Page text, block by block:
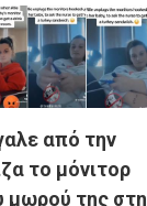
από την
το μόνιτορ
μωρού της στη